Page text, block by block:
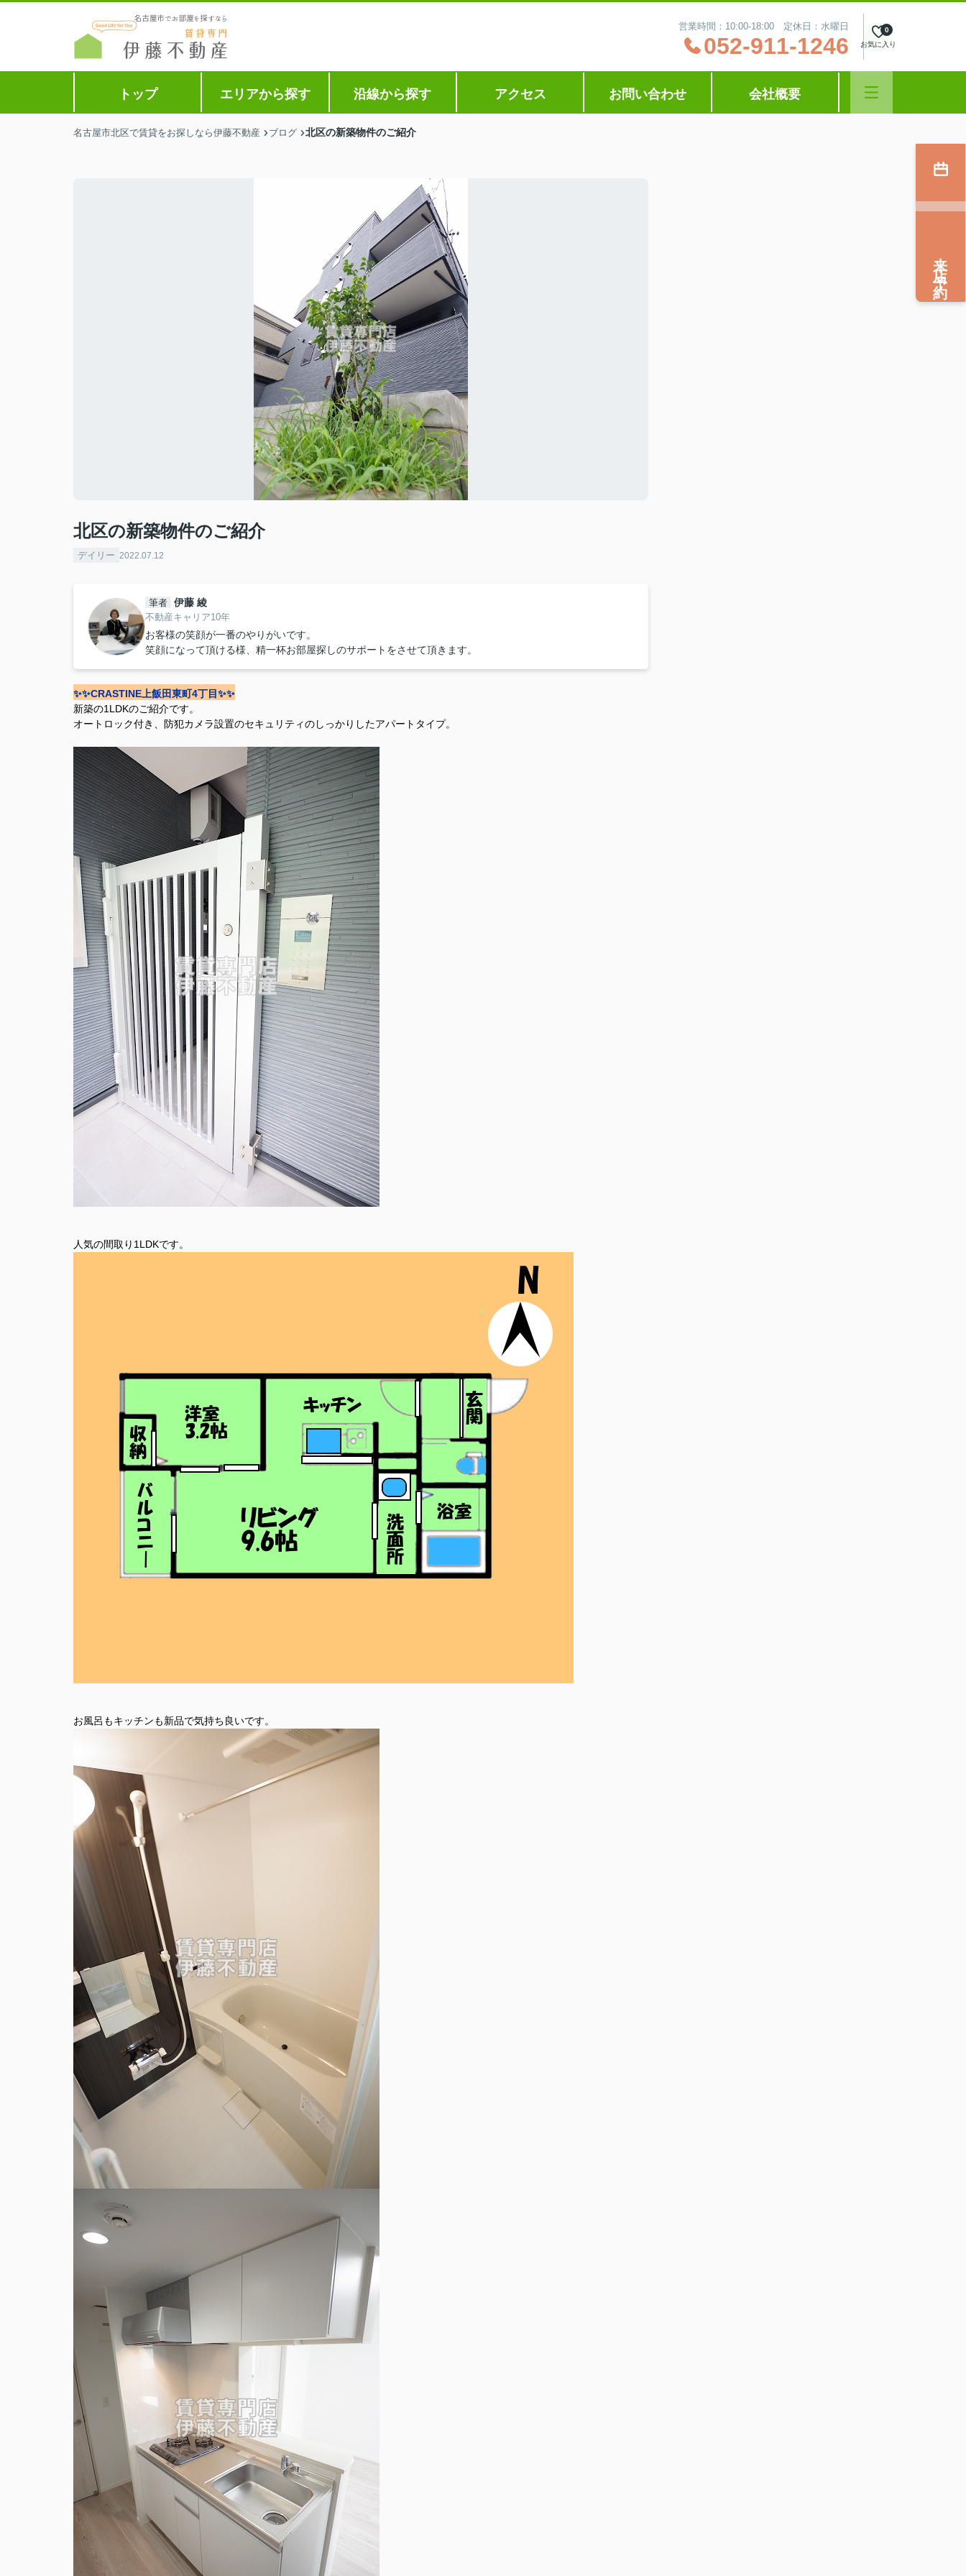
営業時間：10:00‐18:00 定休日：水曜日
052-911-1246 お気に入り
0
トップ エリアから探す 沿線から探す アクセス お問い合わせ 会社概要
名古屋市北区で賃貸をお探しなら伊藤不動産 ブログ 北区の新築物件のご紹介
北区の新築物件のご紹介
デイリー 2022.07.12
筆者 伊藤 綾
不動産キャリア10年
お客様の笑顔が一番のやりがいです。
笑顔になって頂ける様、精一杯お部屋探しのサポートをさせて頂きます。
✨✨CRASTINE上飯田東町4丁目✨✨
新築の1LDKのご紹介です。
オートロック付き、防犯カメラ設置のセキュリティのしっかりしたアパートタイプ。
人気の間取り1LDKです。
お風呂もキッチンも新品で気持ち良いです。
来店予約